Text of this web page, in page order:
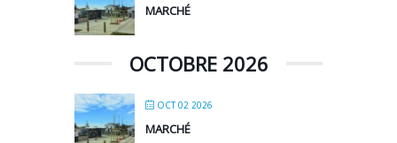
MARCHÉ
OCTOBRE 2026
OCT 02 2026
MARCHÉ